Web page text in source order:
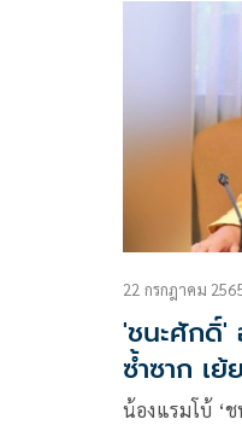
ประมาณราย
กรณีที่ประชุม
22 กรกฎาคม
'ชนะศักดิ์'
ซ้ำซาก เ
รายสัปดา
น้องแรมโบ้ ‘